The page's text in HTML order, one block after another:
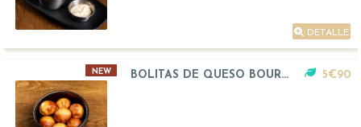
DETALLE
NEW BOLITAS DE QUESO BOURSIN 5€90